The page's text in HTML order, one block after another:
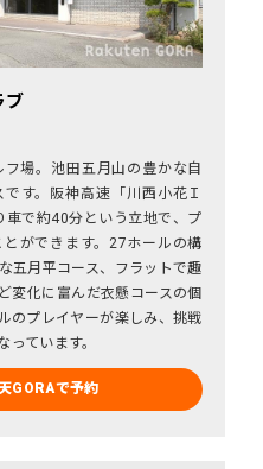
ブ
場。池田五月山の豊かな自
す。阪神高速「川西小花Ｉ
車で約40分という立地で、プ
ができます。27ホールの構
五月平コース、フラットで趣
変化に富んだ衣懸コースの個
のプレイヤーが楽しみ、挑戦
っています。
GORAで予約